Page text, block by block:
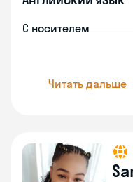
С носителем
Читать дальше